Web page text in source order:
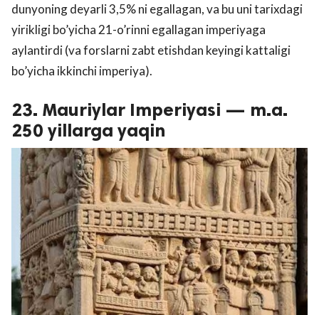
dunyoning deyarli 3,5% ni egallagan, va bu uni tarixdagi
yirikligi bo’yicha 21-o’rinni egallagan imperiyaga
aylantirdi (va forslarni zabt etishdan keyingi kattaligi
bo’yicha ikkinchi imperiya).
23. Mauriylar Imperiyasi — m.a.
250 yillarga yaqin